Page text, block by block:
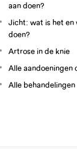
aan doen?
Jicht: wat is het en
doen?
Artrose in de knie
Alle aandoeningen
Alle behandelingen